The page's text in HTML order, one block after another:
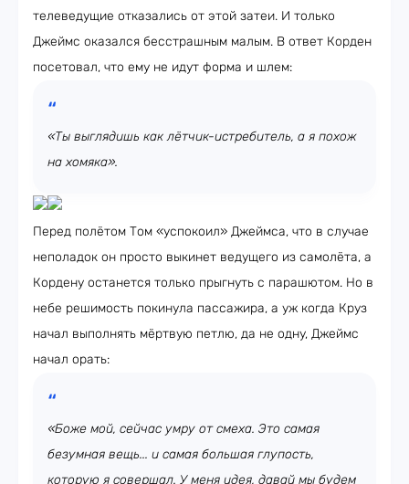
телеведущие отказались от этой затеи. И только
Джеймс оказался бесстрашным малым. В ответ Корден
посетовал, что ему не идут форма и шлем:
«Ты выглядишь как лётчик-истребитель, а я похож
на хомяка».
Перед полётом Том «успокоил» Джеймса, что в случае
неполадок он просто выкинет ведущего из самолёта, а
Кордену останется только прыгнуть с парашютом. Но в
небе решимость покинула пассажира, а уж когда Круз
начал выполнять мёртвую петлю, да не одну, Джеймс
начал орать:
«Боже мой, сейчас умру от смеха. Это самая
безумная вещь... и самая большая глупость,
которую я совершал. У меня идея, давай мы будем